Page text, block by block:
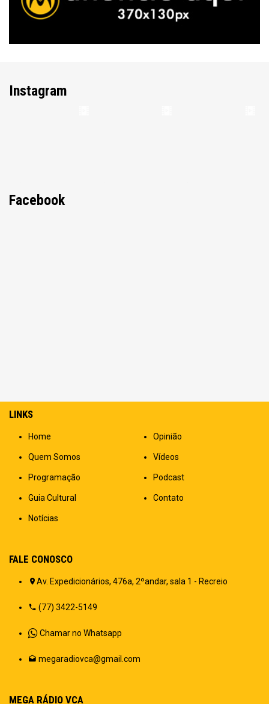
Instagram
Facebook
LINKS
Home
Quem Somos
Programação
Guia Cultural
Notícias
Opinião
Vídeos
Podcast
Contato
FALE CONOSCO
Av. Expedicionários, 476a, 2ºandar, sala 1 - Recreio
(77) 3422-5149
Chamar no Whatsapp
megaradiovca@gmail.com
MEGA RÁDIO VCA